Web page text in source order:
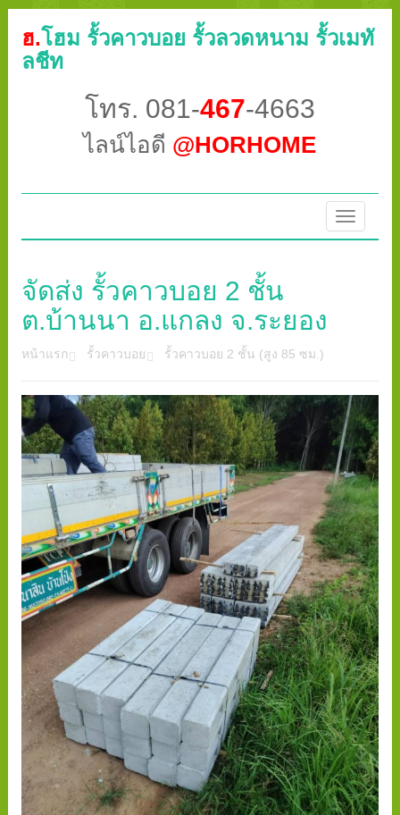
ฮ.โฮม รั้วคาวบอย รั้วลวดหนาม รั้วเมทั
ลชีท
โทร. 081-467-4663
ไลน์ไอดี @HORHOME
Toggle
จัดส่ง รั้วคาวบอย 2 ชั้น
ต.บ้านนา อ.แกลง จ.ระยอง
หน้าแรก รั้วคาวบอย รั้วคาวบอย 2 ชั้น (สูง 85 ซม.)